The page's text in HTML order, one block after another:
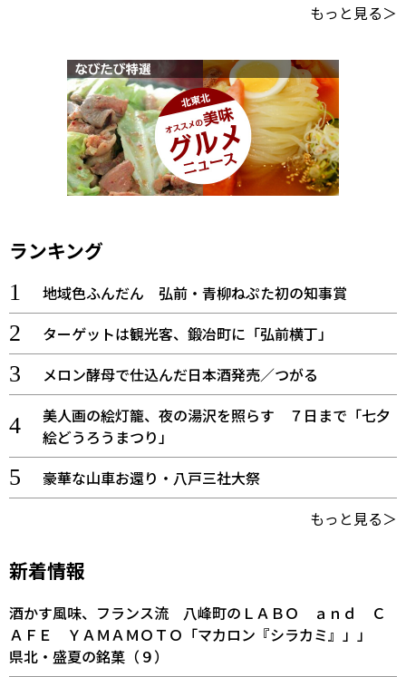
もっと見る＞
ランキング
地域色ふんだん 弘前・青柳ねぷた初の知事賞
ターゲットは観光客、鍛冶町に「弘前横丁」
メロン酵母で仕込んだ日本酒発売／つがる
美人画の絵灯籠、夜の湯沢を照らす ７日まで「七夕
絵どうろうまつり」
豪華な山車お還り・八戸三社大祭
もっと見る＞
新着情報
酒かす風味、フランス流 八峰町のＬＡＢＯ ａｎｄ Ｃ
ＡＦＥ ＹＡＭＡＭＯＴＯ「マカロン『シラカミ』」」
県北・盛夏の銘菓（９）